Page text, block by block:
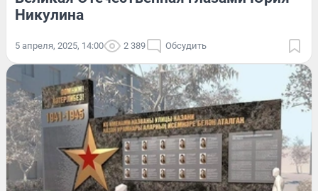
Никулина
5 апреля, 2025, 14:00 2 389 Обсудить